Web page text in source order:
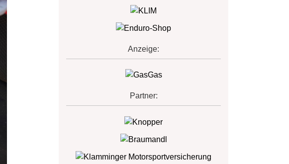
Anzeige:
Partner: